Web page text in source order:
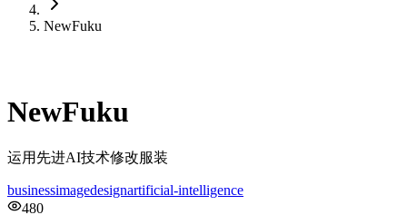
NewFuku
NewFuku
运用先进AI技术修改服装
businessimagedesignartificial-intelligence
480